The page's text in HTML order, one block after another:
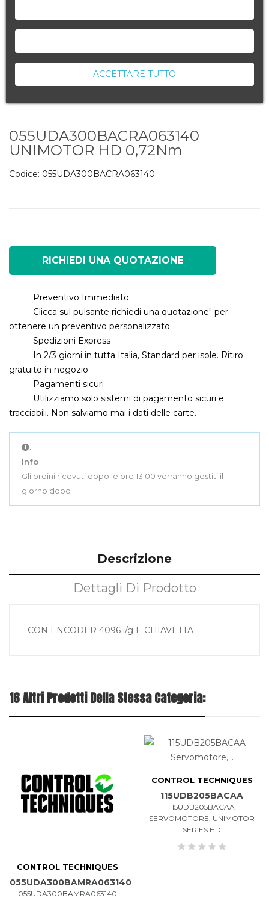
055UDA300BACRA063140
UNIMOTOR HD 0,72Nm
Codice: 055UDA300BACRA063140
RICHIEDI UNA QUOTAZIONE
Preventivo Immediato
Clicca sul pulsante richiedi una quotazione" per
ottenere un preventivo personalizzato.
Spedizioni Express
In 2/3 giorni in tutta Italia, Standard per isole. Ritiro
gratuito in negozio.
Pagamenti sicuri
Utilizziamo solo sistemi di pagamento sicuri e
tracciabili. Non salviamo mai i dati delle carte.
.
Info
Gli ordini ricevuti dopo le ore 13:00 verranno gestiti il
giorno dopo
Descrizione
Dettagli Di Prodotto
CON ENCODER 4096 i/g E CHIAVETTA
16 Altri Prodotti Della Stessa Categoria:
CONTROL TECHNIQUES
055UDA300BAMRA063140
055UDA300BAMRA063140
CONTROL TECHNIQUES
115UDB205BACAA
115UDB205BACAA
SERVOMOTORE, UNIMOTOR
SERIES HD
ACCETTARE TUTTO